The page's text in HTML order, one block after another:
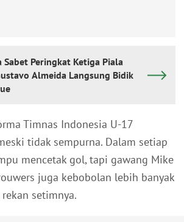
Sabet Peringkat Ketiga Piala
Almeida Langsung Bidik
Timnas Indonesia U-17
tidak sempurna. Dalam setiap
mencetak gol, tapi gawang Mike
juga kebobolan lebih banyak
setimnya.